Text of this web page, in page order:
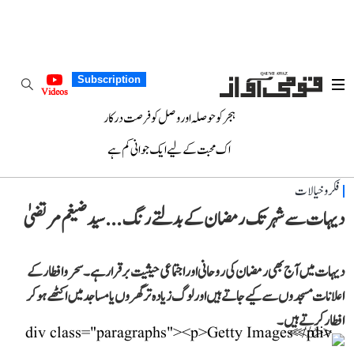
Subscription
Videos
ہجر کو حوصلہ اور وصل کو فرصت درکار
اک محبت کے لیے ایک جوانی کم ہے
فکر و خیالات
دیہات سے شہر تک رمضان کے بدلتے رنگ... سید ضیغم مرتضیٰ
دیہات میں آج بھی رمضان کی روحانی اور اجتماعی حیثیت برقرار ہے۔ سحر و افطار کے
اعلانات مسجدوں سے کیے جاتے ہیں اور لوگ زیادہ تر گھروں یا مساجد میں اکٹھے ہو کر
افطار کرتے ہیں۔